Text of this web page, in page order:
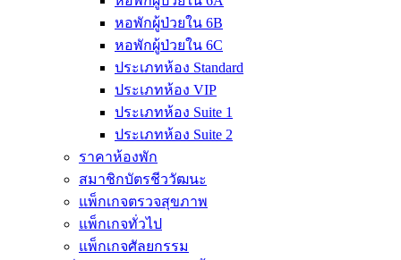
หอพักผู้ป่วยใน 6B
หอพักผู้ป่วยใน 6C
ประเภทห้อง Standard
ประเภทห้อง VIP
ประเภทห้อง Suite 1
ประเภทห้อง Suite 2
ราคาห้องพัก
สมาชิกบัตรชีววัฒนะ
แพ็กเกจตรวจสุขภาพ
แพ็กเกจทั่วไป
แพ็กเกจศัลยกรรม